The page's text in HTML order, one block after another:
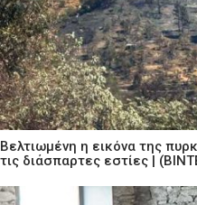
Βελτιωμένη η εικόνα της
τις διάσπαρτες εστίες |